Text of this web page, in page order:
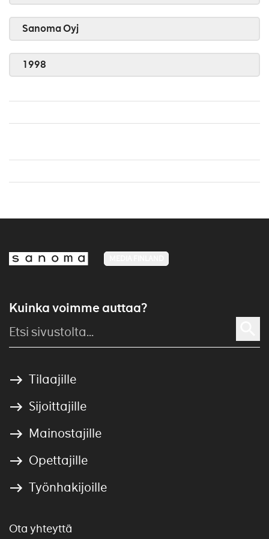
Sanoma Oyj
1998
Kuinka voimme auttaa?
Tilaajille
Sijoittajille
Mainostajille
Opettajille
Työnhakijoille
Ota yhteyttä